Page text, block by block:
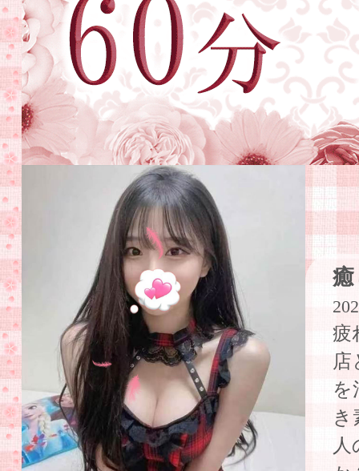
疲
店
を
き